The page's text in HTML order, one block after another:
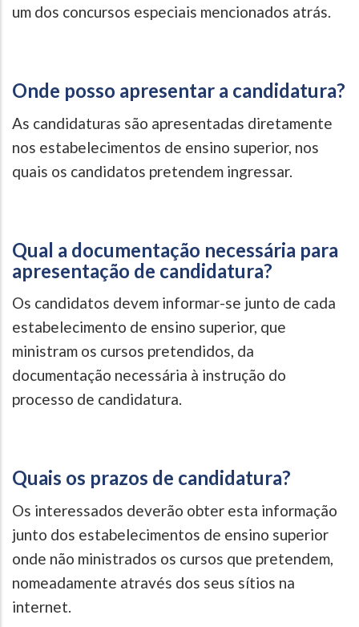
um dos concursos especiais mencionados atrás.
Onde posso apresentar a candidatura?
As candidaturas são apresentadas diretamente
nos estabelecimentos de ensino superior, nos
quais os candidatos pretendem ingressar.
Qual a documentação necessária para
apresentação de candidatura?
Os candidatos devem informar-se junto de cada
estabelecimento de ensino superior, que
ministram os cursos pretendidos, da
documentação necessária à instrução do
processo de candidatura.
Quais os prazos de candidatura?
Os interessados deverão obter esta informação
junto dos estabelecimentos de ensino superior
onde não ministrados os cursos que pretendem,
nomeadamente através dos seus sítios na
internet.